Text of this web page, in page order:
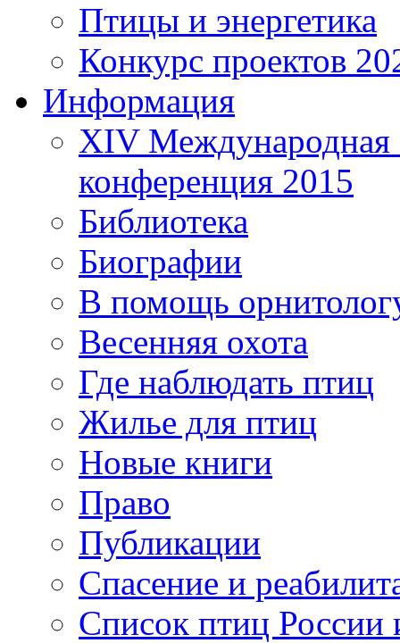
Птицы и энергетика
Конкурс проектов
Информация
XIV Международная
конференция 2015
Библиотека
Биографии
В помощь
Весенняя охота
Где наблюдать птиц
Жилье для птиц
Новые книги
Право
Публикации
Спасение и
Список птиц России